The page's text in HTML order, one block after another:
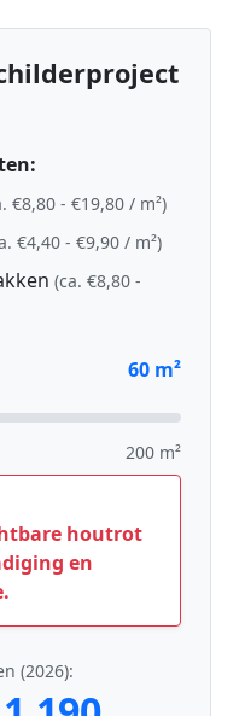
€8,80 - €19,80 / m²)
€4,40 - €9,90 / m²)
(ca. €8,80 -
60 m²
200 m²
houtrot
en
(2026):